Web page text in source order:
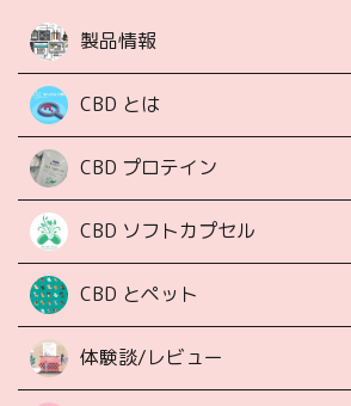
製品情報
CBD とは
CBD プロテイン
CBD ソフトカプセル
CBD とペット
体験談/レビュー